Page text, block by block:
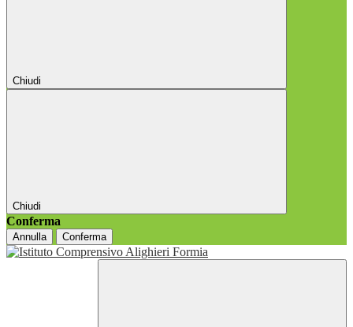
Chiudi
Chiudi
Conferma
Annulla Conferma